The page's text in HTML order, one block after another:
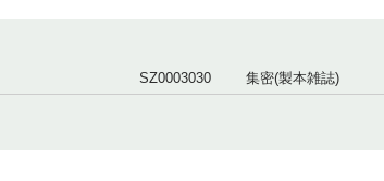
SZ0003030 集密(製本雑誌)